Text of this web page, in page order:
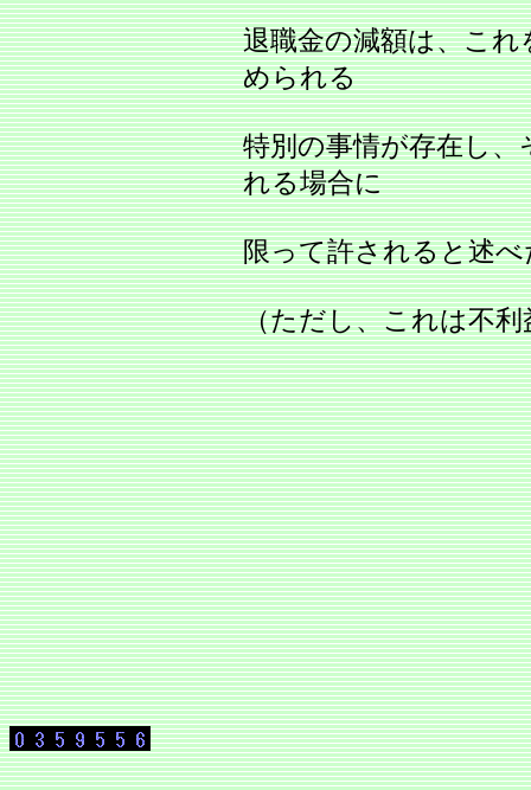
退職金の減額は、こ
められる
特別の事情が存在し
れる場合に
限って許されると述
（ただし、これは不